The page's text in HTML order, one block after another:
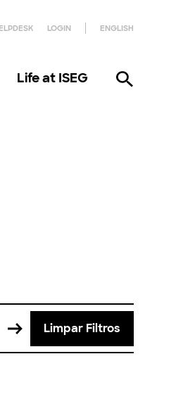
LOGIN ENGLISH
Life at ISEG
Limpar Filtros